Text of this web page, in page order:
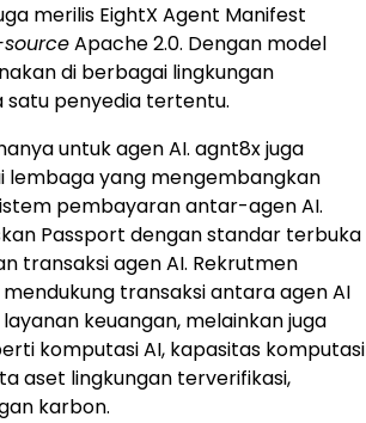
merilis EightX Agent Manifest
Apache 2.0. Dengan model
di berbagai lingkungan
penyedia tertentu.
untuk agen AI. agnt8x juga
lembaga yang mengembangkan
pembayaran antar-agen AI.
Passport dengan standar terbuka
transaksi agen AI. Rekrutmen
transaksi antara agen AI
keuangan, melainkan juga
komputasi AI, kapasitas komputasi
aset lingkungan terverifikasi,
karbon.